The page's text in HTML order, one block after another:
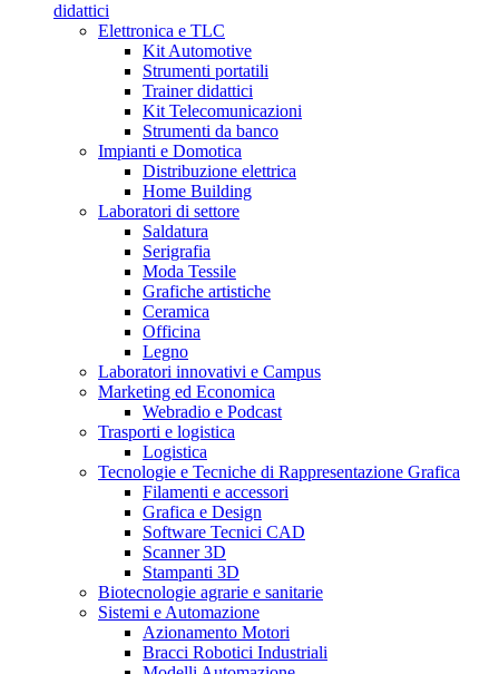
didattici
Elettronica e TLC
Kit Automotive
Strumenti portatili
Trainer didattici
Kit Telecomunicazioni
Strumenti da banco
Impianti e Domotica
Distribuzione elettrica
Home Building
Laboratori di settore
Saldatura
Serigrafia
Moda Tessile
Grafiche artistiche
Ceramica
Officina
Legno
Laboratori innovativi e Campus
Marketing ed Economica
Webradio e Podcast
Trasporti e logistica
Logistica
Tecnologie e Tecniche di Rappresentazione Grafica
Filamenti e accessori
Grafica e Design
Software Tecnici CAD
Scanner 3D
Stampanti 3D
Biotecnologie agrarie e sanitarie
Sistemi e Automazione
Azionamento Motori
Bracci Robotici Industriali